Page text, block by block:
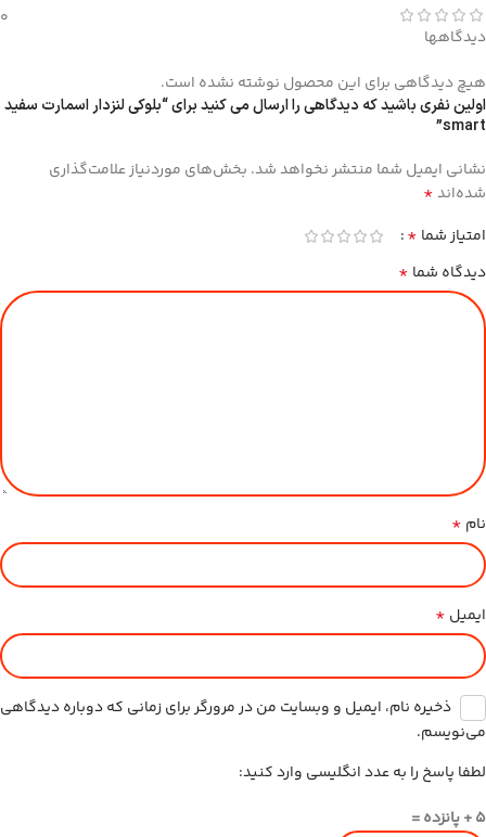
0
دیدگاهها
هیچ دیدگاهی برای این محصول نوشته نشده است.
اولین نفری باشید که دیدگاهی را ارسال می کنید برای “بلوکی لنزدار اسمارت سفید
smart”
نشانی ایمیل شما منتشر نخواهد شد. بخش‌های موردنیاز علامت‌گذاری
شده‌اند*
امتیاز شما *
دیدگاه شما *
نام *
ایمیل *
ذخیره نام، ایمیل و وبسایت من در مرورگر برای زمانی که دوباره دیدگاهی
می‌نویسم.
لطفا پاسخ را به عدد انگلیسی وارد کنید:
5 + پانزده =